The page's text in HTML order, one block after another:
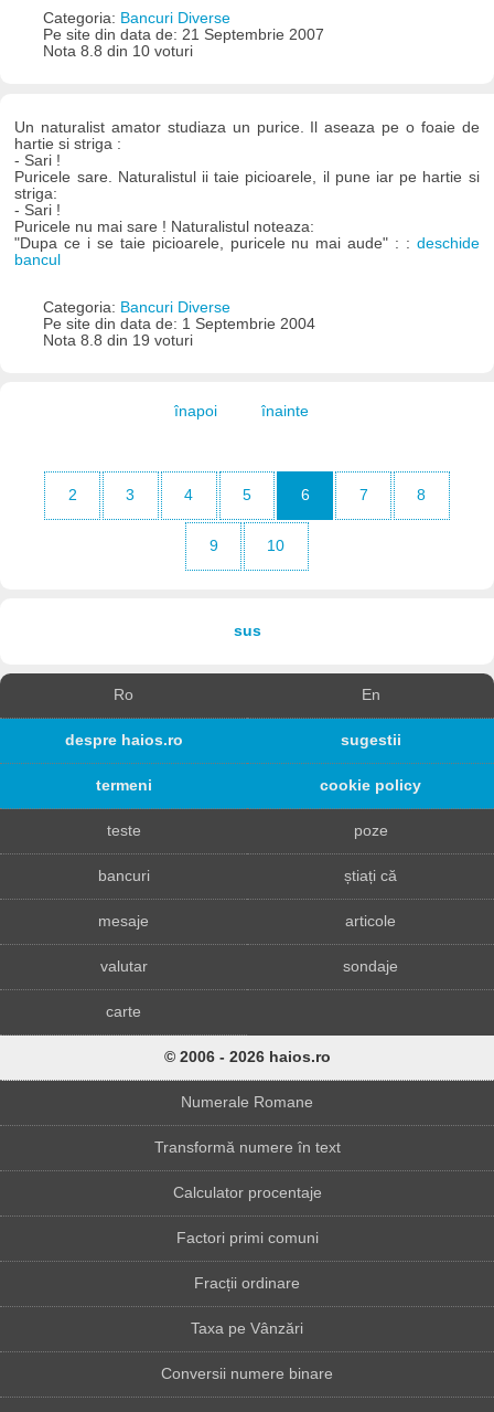
Categoria: Bancuri Diverse
Pe site din data de: 21 Septembrie 2007
Nota 8.8 din 10 voturi
Un naturalist amator studiaza un purice. Il aseaza pe o foaie de
hartie si striga :
- Sari !
Puricele sare. Naturalistul ii taie picioarele, il pune iar pe hartie si
striga:
- Sari !
Puricele nu mai sare ! Naturalistul noteaza:
"Dupa ce i se taie picioarele, puricele nu mai aude" : : deschide
bancul
Categoria: Bancuri Diverse
Pe site din data de: 1 Septembrie 2004
Nota 8.8 din 19 voturi
înapoi înainte
2 3 4 5 6 7 8
9 10
sus
Ro En
despre haios.ro sugestii
termeni cookie policy
teste poze
bancuri știați că
mesaje articole
valutar sondaje
carte
© 2006 - 2026 haios.ro
Numerale Romane
Transformă numere în text
Calculator procentaje
Factori primi comuni
Fracții ordinare
Taxa pe Vânzări
Conversii numere binare